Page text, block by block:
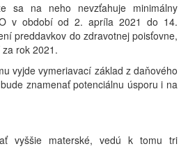
sa na neho nevzťahuje minimálny
v období od 2. apríla 2021 do 14.
preddavkov do zdravotnej poisťovne,
rok 2021.
vyjde vymeriavací základ z daňového
znamenať potenciálnu úsporu i na
vyššie materské, vedú k tomu tri